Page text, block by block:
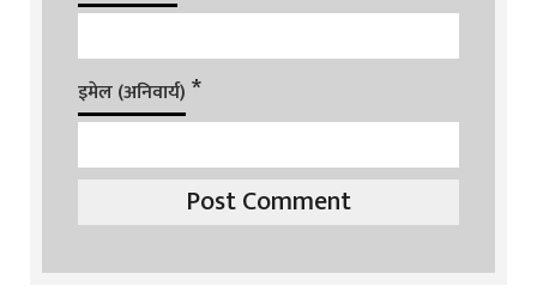
इमेल (अनिवार्य) *